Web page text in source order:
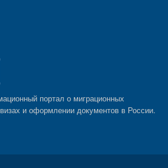
портал о миграционных
и оформлении документов в России.